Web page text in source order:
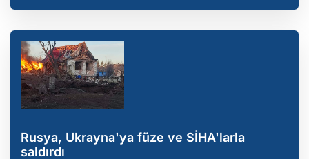
Rusya, Ukrayna'ya füze ve SİHA'larla
saldırdı